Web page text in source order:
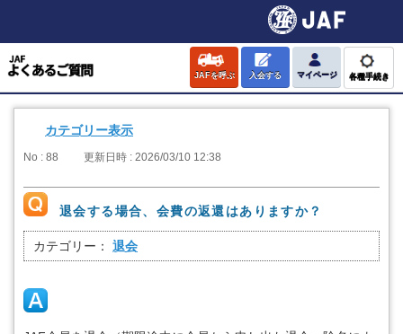
JAFを呼ぶ 入会する マイページ 各種手続き
カテゴリー表示
No : 88 更新日時 : 2026/03/10 12:38
退会する場合、会費の返還はありますか？
カテゴリー： 退会